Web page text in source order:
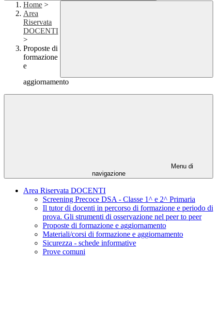
Home >
Area
Riservata
DOCENTI
>
Proposte di
formazione
e
aggiornamento
Menu di
navigazione
Area Riservata DOCENTI
Screening Precoce DSA - Classe 1^ e 2^ Primaria
Il tutor di docenti in percorso di formazione e periodo di
prova. Gli strumenti di osservazione nel peer to peer
Proposte di formazione e aggiornamento
Materiali/corsi di formazione e aggiornamento
Sicurezza - schede informative
Prove comuni